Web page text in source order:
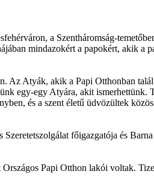
a Szentháromság-
mindazokért a papokért, akik a
Az Atyák, akik a Papi Otthonban
egy-egy Atyára, akit ismerhettünk.
és a szent életű üdvözültek
főigazgatója és
Papi Otthon lakói voltak.